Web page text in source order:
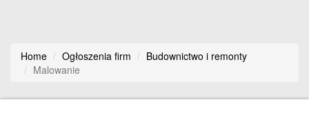
Home Ogłoszenia firm
Budownictwo i remonty
Malowanie